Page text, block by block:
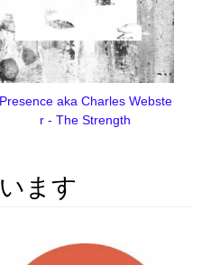
Presence aka Charles Webste
r - The Strength
ます